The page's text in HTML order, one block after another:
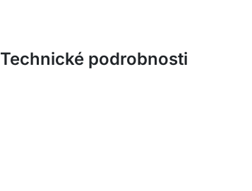
Technické podrobnosti